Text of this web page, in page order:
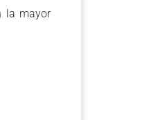
la mayor